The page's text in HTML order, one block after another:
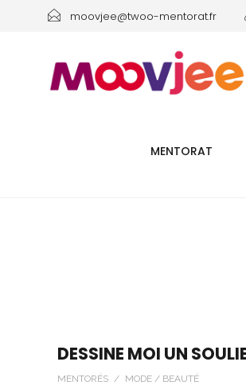
moovjee@twoo-mentorat.fr
MENTORAT
DESSINE MOI UN
MENTORÉS / MODE / BEAUTÉ